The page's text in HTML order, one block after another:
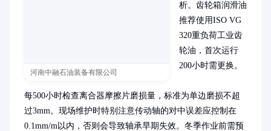
河南中融石油装备有限公司
析。齿轮箱润滑油
推荐使用ISO VG
320重负荷工业齿
轮油，首次运行
200小时需更换。
每500小时检查离合器摩擦片磨损量，标准为单边磨损不超
过3mm。现场维护时特别注意传动轴的对中误差应控制在
0.1mm/m以内，否则会导致轴承早期失效。冬季作业前需预